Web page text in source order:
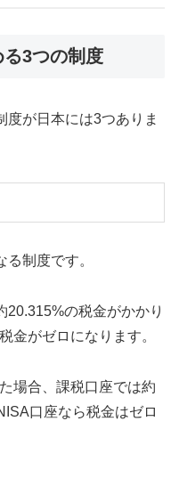
3つの制度
度が日本には3つありま
制度です。
の税金がかかり
金がゼロになります。
場合、課税口座では約
口座なら税金はゼロ